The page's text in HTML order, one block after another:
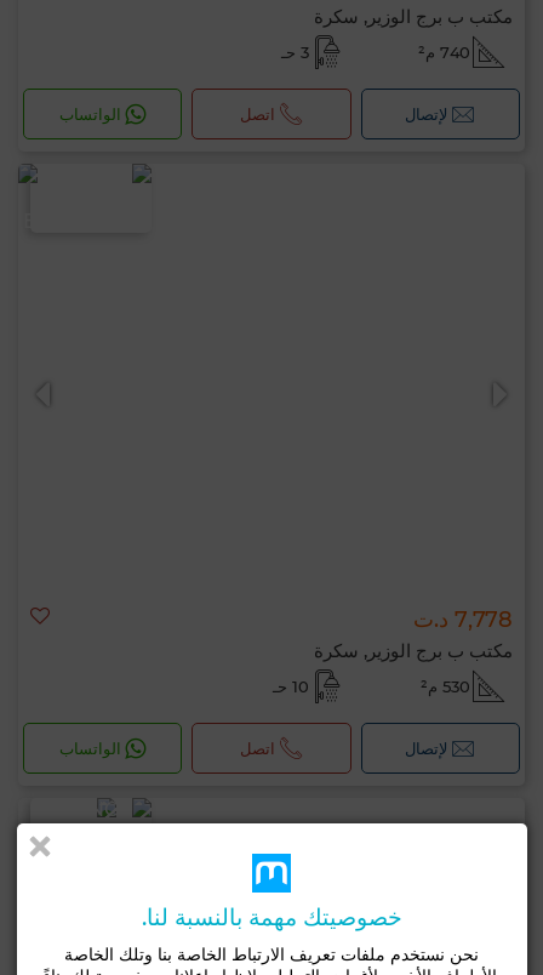
مكتب ب برج الوزير, سكرة
740 م² 3 حـ
لإتصال اتصل الواتساب
7,778 د.ت
مكتب ب برج الوزير, سكرة
530 م² 10 حـ
لإتصال اتصل الواتساب
خصوصيتك مهمة بالنسبة لنا.
نحن نستخدم ملفات تعريف الارتباط الخاصة بنا وتلك الخاصة